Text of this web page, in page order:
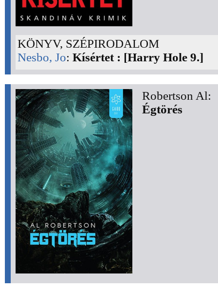
KÖNYV, SZÉPIRODALOM
Nesbo, Jo: Kísértet : [Harry Hole 9.]
Robertson Al:
Égtörés